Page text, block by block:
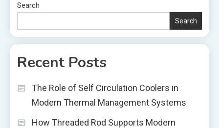
Search
Search
Recent Posts
The Role of Self Circulation Coolers in
Modern Thermal Management Systems
How Threaded Rod Supports Modern